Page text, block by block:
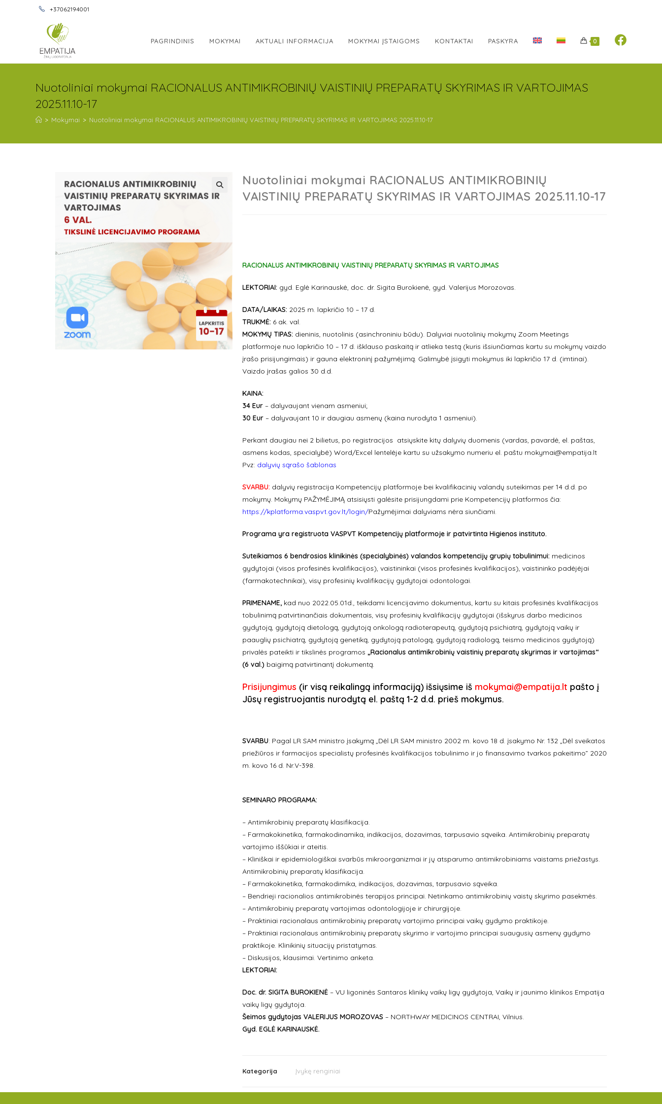
+37062194001
PAGRINDINIS MOKYMAI AKTUALI INFORMACIJA MOKYMAI ĮSTAIGOMS KONTAKTAI PASKYRA 0
Nuotoliniai mokymai RACIONALUS ANTIMIKROBINIŲ VAISTINIŲ PREPARATŲ SKYRIMAS IR VARTOJIMAS
2025.11.10-17
> Mokymai > Nuotoliniai mokymai RACIONALUS ANTIMIKROBINIŲ VAISTINIŲ PREPARATŲ SKYRIMAS IR VARTOJIMAS 2025.11.10-17
Nuotoliniai mokymai RACIONALUS ANTIMIKROBINIŲ
VAISTINIŲ PREPARATŲ SKYRIMAS IR VARTOJIMAS 2025.11.10-17
RACIONALUS ANTIMIKROBINIŲ VAISTINIŲ PREPARATŲ SKYRIMAS IR VARTOJIMAS
LEKTORIAI: gyd. Eglė Karinauskė, doc. dr. Sigita Burokienė, gyd. Valerijus Morozovas.
DATA/LAIKAS: 2025 m. lapkričio 10 – 17 d.
TRUKMĖ: 6 ak. val.
MOKYMŲ TIPAS: dieninis, nuotolinis (asinchroniniu būdu). Dalyviai nuotolinių mokymų Zoom Meetings
platformoje nuo lapkričio 10 – 17 d. išklauso paskaitą ir atlieka testą (kuris išsiunčiamas kartu su mokymų vaizdo
įrašo prisijungimais) ir gauna elektroninį pažymėjimą. Galimybė įsigyti mokymus iki lapkričio 17 d. (imtinai).
Vaizdo įrašas galios 30 d.d.
KAINA:
34 Eur– dalyvaujant vienam asmeniui;
30 Eur– dalyvaujant 10 ir daugiau asmenų (kaina nurodyta 1 asmeniui).
Perkant daugiau nei 2 bilietus, po registracijos atsiųskite kitų dalyvių duomenis (vardas, pavardė, el. paštas,
asmens kodas, specialybė) Word/Excel lentelėje kartu su užsakymo numeriu el. paštu mokymai@empatija.lt
Pvz: dalyvių sąrašo šablonas
SVARBU: dalyvių registracija Kompetencijų platformoje bei kvalifikacinių valandų suteikimas per 14 d.d. po
mokymų. Mokymų PAŽYMĖJIMĄ atsisiųsti galėsite prisijungdami prie Kompetencijų platformos čia:
https://kplatforma.vaspvt.gov.lt/login/Pažymėjimai dalyviams nėra siunčiami.
Programa yra registruota VASPVT Kompetencijų platformoje ir patvirtinta Higienos instituto.
Suteikiamos 6 bendrosios klinikinės (specialybinės) valandos kompetencijų grupių tobulinimui: medicinos
gydytojai (visos profesinės kvalifikacijos), vaistininkai (visos profesinės kvalifikacijos), vaistininko padėjėjai
(farmakotechnikai), visų profesinių kvalifikacijų gydytojai odontologai.
PRIMENAME, kad nuo 2022.05.01d., teikdami licencijavimo dokumentus, kartu su kitais profesinės kvalifikacijos
tobulinimą patvirtinančiais dokumentais, visų profesinių kvalifikacijų gydytojai (išskyrus darbo medicinos
gydytoją, gydytoją dietologą, gydytoją onkologą radioterapeutą, gydytoją psichiatrą, gydytoją vaikų ir
paauglių psichiatrą, gydytoją genetiką, gydytoją patologą, gydytoją radiologą, teismo medicinos gydytoją)
privalės pateikti ir tikslinės programos „Racionalus antimikrobinių vaistinių preparatų skyrimas ir vartojimas“
(6 val.) baigimą patvirtinantį dokumentą.
Prisijungimus (ir visą reikalingą informaciją) išsiųsime iš mokymai@empatija.lt pašto į
Jūsų registruojantis nurodytą el. paštą 1-2 d.d. prieš mokymus.
SVARBU: Pagal LR SAM ministro įsakymą „Dėl LR SAM ministro 2002 m. kovo 18 d. įsakymo Nr. 132 „Dėl sveikatos
priežiūros ir farmacijos specialistų profesinės kvalifikacijos tobulinimo ir jo finansavimo tvarkos pakeitimo” 2020
m. kovo 16 d. Nr.V-398.
SEMINARO PROGRAMA:
– Antimikrobinių preparatų klasifikacija.
– Farmakokinetika, farmakodinamika, indikacijos, dozavimas, tarpusavio sąveika. Antimikrobinių preparatų
vartojimo iššūkiai ir ateitis.
– Kliniškai ir epidemiologiškai svarbūs mikroorganizmai ir jų atsparumo antimikrobiniams vaistams priežastys.
Antimikrobinių preparatų klasifikacija.
– Farmakokinetika, farmakodimika, indikacijos, dozavimas, tarpusavio sąveika.
– Bendrieji racionalios antimikrobinės terapijos principai. Netinkamo antimikrobinių vaistų skyrimo pasekmės.
– Antimikrobinių preparatų vartojimas odontologijoje ir chirurgijoje.
– Praktiniai racionalaus antimikrobinių preparatų vartojimo principai vaikų gydymo praktikoje.
– Praktiniai racionalaus antimikrobinių preparatų skyrimo ir vartojimo principai suaugusių asmenų gydymo
praktikoje. Klinikinių situacijų pristatymas.
– Diskusijos, klausimai. Vertinimo anketa.
LEKTORIAI:
Doc. dr. SIGITA BUROKIENĖ– VU ligoninės Santaros klinikų vaikų ligų gydytoja, Vaikų ir jaunimo klinikos Empatija
vaikų ligų gydytoja.
Šeimos gydytojas VALERIJUS MOROZOVAS – NORTHWAY MEDICINOS CENTRAI, Vilnius.
Gyd. EGLĖ KARINAUSKĖ.
Kategorija Įvykę renginiai